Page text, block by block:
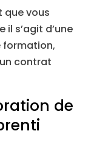
que vous
s’agit d’une
formation,
contrat
de